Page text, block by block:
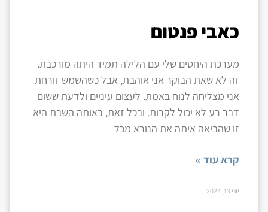
כאבי פנטום
מערכת היחסים שלי עם הלילה תמיד היתה מורכבת.
זה לא שאת הבוקר אני אוהבת, אבל כשהשמש זורחת
אני מצליחה לנוח באמת. לעצום עיניים ולדעת ששום
דבר רע לא יכול לקרות. ובכל זאת, באותה השבת היא
זו שהביאה איתה את הנורא מכל
קרא עוד »
יוני 13, 2024